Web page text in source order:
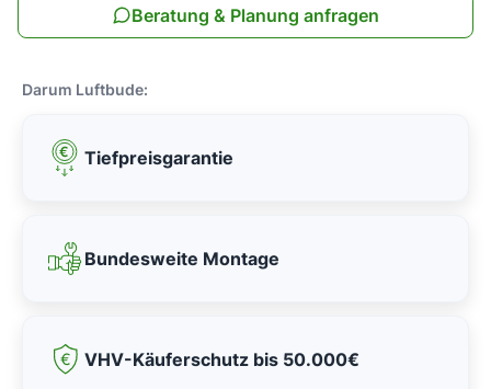
Beratung & Planung anfragen
Darum Luftbude:
Tiefpreisgarantie
Bundesweite Montage
VHV-Käuferschutz bis 50.000€